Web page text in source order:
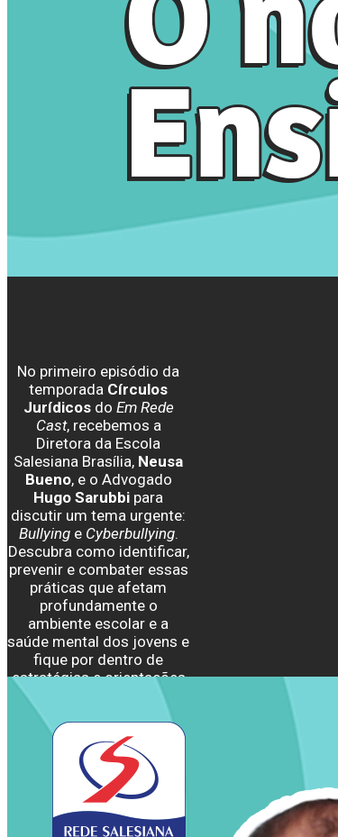
No primeiro episódio da
temporada Círculos
Jurídicosdo Em Rede
Cast, recebemos a
Diretora da Escola
Salesiana Brasília, Neusa
Bueno, e o Advogado
Hugo Sarubbi para
discutir um tema urgente:
Bullying e Cyberbullying.
Descubra como identificar,
prevenir e combater essas
práticas que afetam
profundamente o
ambiente escolar e a
saúde mental dos jovens e
fique por dentro de
estratégias e orientações
Ouça o episódio no
Spotify ou assista no
Youtube: